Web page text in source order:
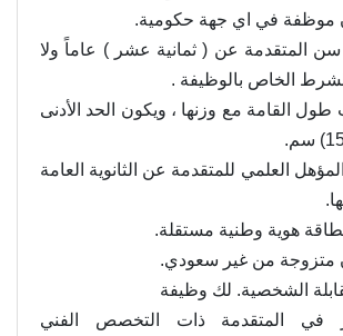
موظفة في اي جهة حكومية.
سن المتقدمة عن ( ثمانية عشر ) عاماً ولا
الخاص بالوظيفة .
طول القامة مع وزنها ، ويكون الحد الأدنى
العلمي للمتقدمة عن الثانوية العامة
هوية وطنية مستقلة.
متزوجة من غير سعودي.
الشخصية. لك وظيفة
في المتقدمة ذات التخصص الفني